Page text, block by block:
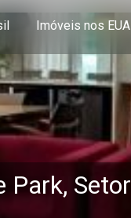
Imóveis nos EUA
Park, Setor